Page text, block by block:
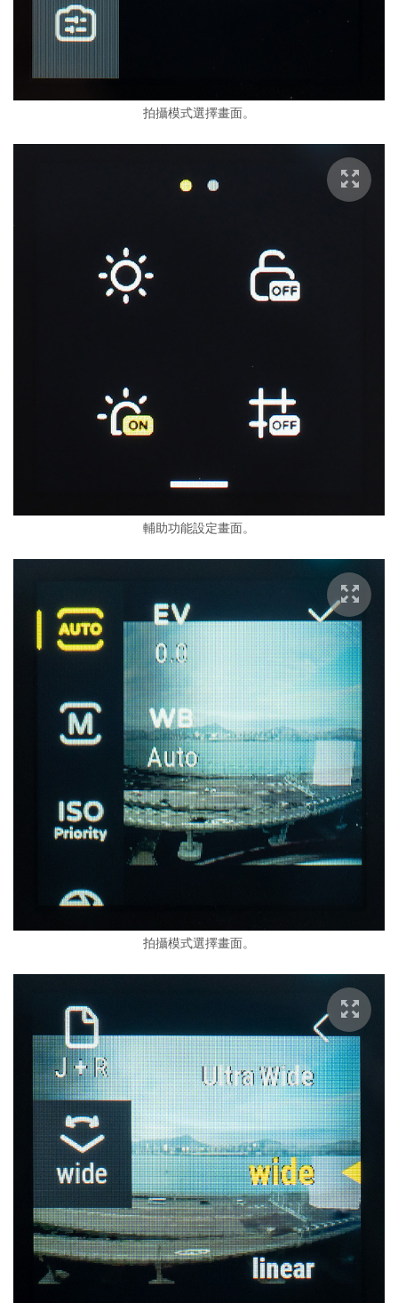
拍攝模式選擇畫面。
輔助功能設定畫面。
拍攝模式選擇畫面。